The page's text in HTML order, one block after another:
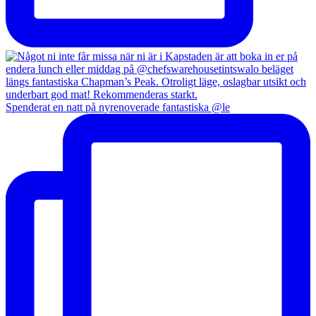
Spenderat en natt på nyrenoverade fantastiska @le